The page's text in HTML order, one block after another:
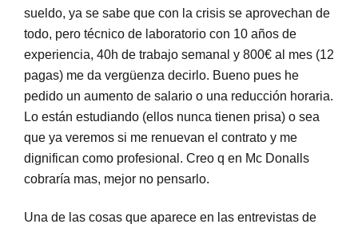
sueldo, ya se sabe que con la crisis se aprovechan de
todo, pero técnico de laboratorio con 10 años de
experiencia, 40h de trabajo semanal y 800€ al mes (12
pagas) me da vergüenza decirlo. Bueno pues he
pedido un aumento de salario o una reducción horaria.
Lo están estudiando (ellos nunca tienen prisa) o sea
que ya veremos si me renuevan el contrato y me
dignifican como profesional. Creo q en Mc Donalls
cobraría mas, mejor no pensarlo.
Una de las cosas que aparece en las entrevistas de